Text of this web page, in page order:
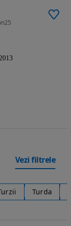
2013
Vezi filtrele
Turda